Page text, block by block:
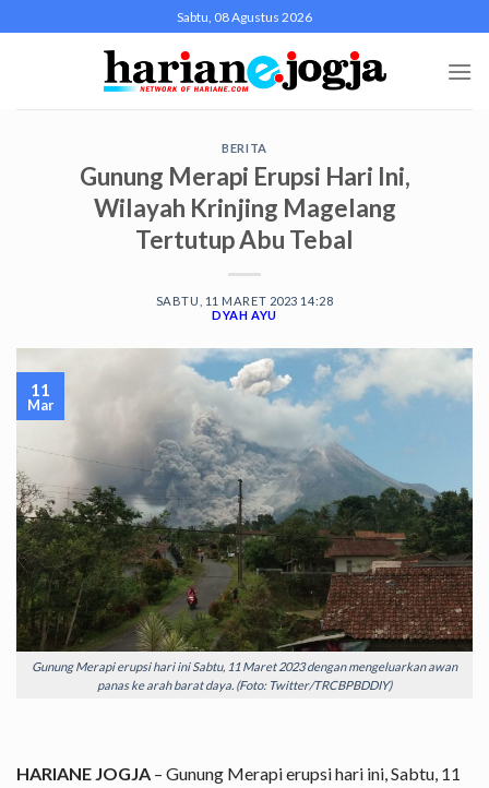
to
Sabtu, 08 Agustus 2026
BERITA
Gunung Merapi Erupsi Hari Ini,
Wilayah Krinjing Magelang
Tertutup Abu Tebal
SABTU, 11 MARET 2023 14:28
DYAH AYU
Gunung Merapi erupsi hari ini Sabtu, 11 Maret 2023 dengan mengeluarkan awan
panas ke arah barat daya. (Foto: Twitter/TRCBPBDDIY)
11
Mar
HARIANE JOGJA – Gunung Merapi erupsi hari ini, Sabtu, 11